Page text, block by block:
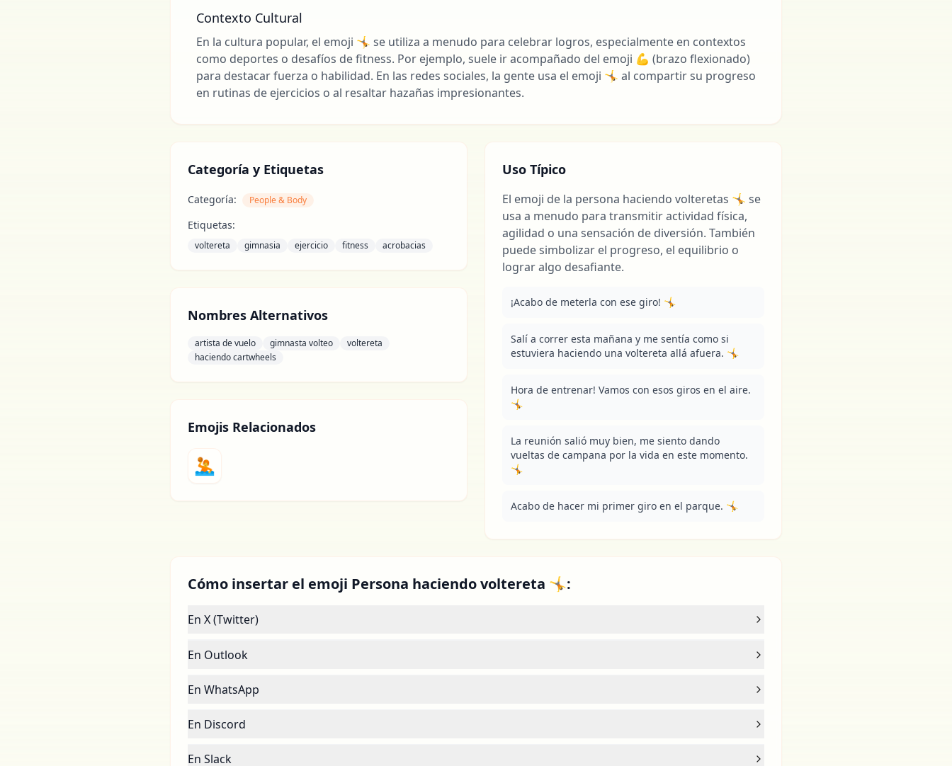
Contexto Cultural
En la cultura popular, el emoji 🤸 se utiliza a menudo para celebrar logros, especialmente en contextos
como deportes o desafíos de fitness. Por ejemplo, suele ir acompañado del emoji 💪 (brazo flexionado)
para destacar fuerza o habilidad. En las redes sociales, la gente usa el emoji 🤸 al compartir su progreso
en rutinas de ejercicios o al resaltar hazañas impresionantes.
Categoría y Etiquetas
Categoría: People & Body
Etiquetas:
voltereta gimnasia ejercicio fitness acrobacias
Nombres Alternativos
artista de vuelo gimnasta volteo
voltereta
haciendo cartwheels
Emojis Relacionados
🤽
Uso Típico
El emoji de la persona haciendo volteretas 🤸 se
usa a menudo para transmitir actividad física,
agilidad o una sensación de diversión. También
puede simbolizar el progreso, el equilibrio o
lograr algo desafiante.
¡Acabo de meterla con ese giro! 🤸
Salí a correr esta mañana y me sentía como si
estuviera haciendo una voltereta allá afuera. 🤸
Hora de entrenar! Vamos con esos giros en el aire.
🤸
La reunión salió muy bien, me siento dando
vueltas de campana por la vida en este momento.
🤸
Acabo de hacer mi primer giro en el parque. 🤸
Cómo insertar el emoji Persona haciendo voltereta 🤸:
En X (Twitter)
En Outlook
En WhatsApp
En Discord
En Slack